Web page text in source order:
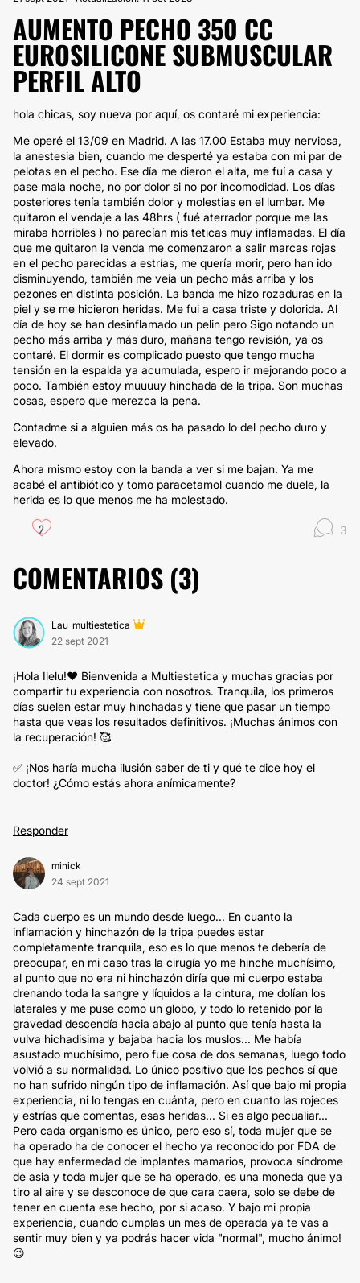
AUMENTO PECHO 350 CC
EUROSILICONE SUBMUSCULAR
PERFIL ALTO
hola chicas, soy nueva por aquí, os contaré mi experiencia:
Me operé el 13/09 en Madrid. A las 17.00 Estaba muy nerviosa,
la anestesia bien, cuando me desperté ya estaba con mi par de
pelotas en el pecho. Ese día me dieron el alta, me fuí a casa y
pase mala noche, no por dolor si no por incomodidad. Los días
posteriores tenía también dolor y molestias en el lumbar. Me
quitaron el vendaje a las 48hrs ( fué aterrador porque me las
miraba horribles ) no parecían mis teticas muy inflamadas. El día
que me quitaron la venda me comenzaron a salir marcas rojas
en el pecho parecidas a estrías, me quería morir, pero han ido
disminuyendo, también me veía un pecho más arriba y los
pezones en distinta posición. La banda me hizo rozaduras en la
piel y se me hicieron heridas. Me fui a casa triste y dolorida. Al
día de hoy se han desinflamado un pelin pero Sigo notando un
pecho más arriba y más duro, mañana tengo revisión, ya os
contaré. El dormir es complicado puesto que tengo mucha
tensión en la espalda ya acumulada, espero ir mejorando poco a
poco. También estoy muuuuy hinchada de la tripa. Son muchas
cosas, espero que merezca la pena.
Contadme si a alguien más os ha pasado lo del pecho duro y
elevado.
Ahora mismo estoy con la banda a ver si me bajan. Ya me
acabé el antibiótico y tomo paracetamol cuando me duele, la
herida es lo que menos me ha molestado.
2 3
COMENTARIOS (3)
Lau_multiestetica
22 sept 2021
¡Hola Ilelu!❤️ Bienvenida a Multiestetica y muchas gracias por
compartir tu experiencia con nosotros. Tranquila, los primeros
días suelen estar muy hinchadas y tiene que pasar un tiempo
hasta que veas los resultados definitivos. ¡Muchas ánimos con
la recuperación! 🥰
✅ ¡Nos haría mucha ilusión saber de ti y qué te dice hoy el
doctor! ¿Cómo estás ahora anímicamente?
Responder
minick
24 sept 2021
Cada cuerpo es un mundo desde luego... En cuanto la
inflamación y hinchazón de la tripa puedes estar
completamente tranquila, eso es lo que menos te debería de
preocupar, en mi caso tras la cirugía yo me hinche muchísimo,
al punto que no era ni hinchazón diría que mi cuerpo estaba
drenando toda la sangre y líquidos a la cintura, me dolían los
laterales y me puse como un globo, y todo lo retenido por la
gravedad descendía hacia abajo al punto que tenía hasta la
vulva hichadisima y bajaba hacia los muslos... Me había
asustado muchísimo, pero fue cosa de dos semanas, luego todo
volvió a su normalidad. Lo único positivo que los pechos sí que
no han sufrido ningún tipo de inflamación. Así que bajo mi propia
experiencia, ni lo tengas en cuánta, pero en cuanto las rojeces
y estrías que comentas, esas heridas... Si es algo pecualiar...
Pero cada organismo es único, pero eso sí, toda mujer que se
ha operado ha de conocer el hecho ya reconocido por FDA de
que hay enfermedad de implantes mamarios, provoca síndrome
de asia y toda mujer que se ha operado, es una moneda que ya
tiro al aire y se desconoce de que cara caera, solo se debe de
tener en cuenta ese hecho, por si acaso. Y bajo mi propia
experiencia, cuando cumplas un mes de operada ya te vas a
sentir muy bien y ya podrás hacer vida "normal", mucho ánimo!
😉